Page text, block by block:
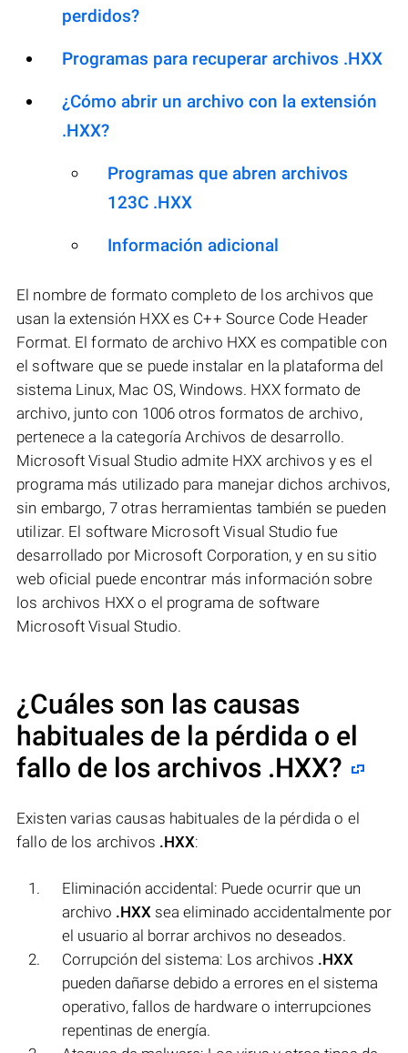
perdidos?
Programas para recuperar archivos .HXX
¿Cómo abrir un archivo con la extensión
.HXX?
Programas que abren archivos
123C .HXX
Información adicional
El nombre de formato completo de los archivos que
usan la extensión HXX es C++ Source Code Header
Format. El formato de archivo HXX es compatible con
el software que se puede instalar en la plataforma del
sistema Linux, Mac OS, Windows. HXX formato de
archivo, junto con 1006 otros formatos de archivo,
pertenece a la categoría Archivos de desarrollo.
Microsoft Visual Studio admite HXX archivos y es el
programa más utilizado para manejar dichos archivos,
sin embargo, 7 otras herramientas también se pueden
utilizar. El software Microsoft Visual Studio fue
desarrollado por Microsoft Corporation, y en su sitio
web oficial puede encontrar más información sobre
los archivos HXX o el programa de software
Microsoft Visual Studio.
¿Cuáles son las causas
habituales de la pérdida o el
fallo de los archivos .HXX?
Existen varias causas habituales de la pérdida o el
fallo de los archivos .HXX:
Eliminación accidental: Puede ocurrir que un
archivo .HXX sea eliminado accidentalmente por
el usuario al borrar archivos no deseados.
Corrupción del sistema: Los archivos .HXX
pueden dañarse debido a errores en el sistema
operativo, fallos de hardware o interrupciones
repentinas de energía.